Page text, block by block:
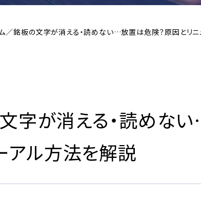
銘板の文字が消える・読めない…放置は危険？原因とリ
字が消える・読めな
アル方法を解説